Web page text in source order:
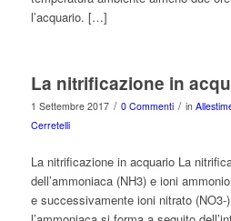
l’acquario. […]
La nitrificazione in
1 Settembre 2017 / 0 Commenti / in
Cerretelli
La nitrificazione in acquario La
dell’ammoniaca (NH3) e ioni
e successivamente ioni nitrato (NO3-